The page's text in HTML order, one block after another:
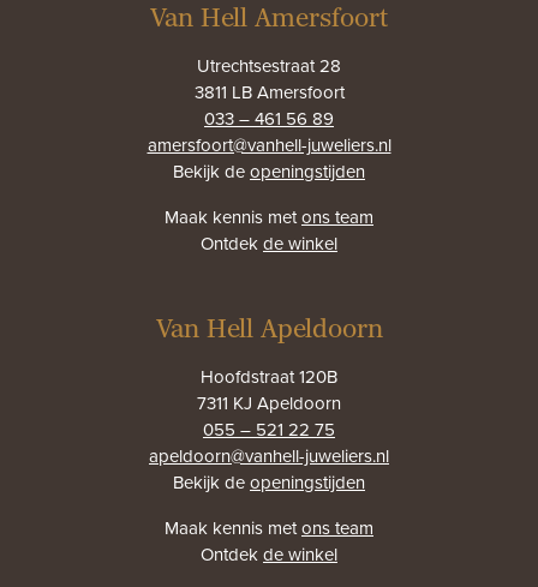
Van Hell Amersfoort
Utrechtsestraat 28
3811 LB Amersfoort
033 – 461 56 89
amersfoort@vanhell-juweliers.nl
Bekijk deopeningstijden
Maak kennis metons team
Ontdekde winkel
Van Hell Apeldoorn
Hoofdstraat 120B
7311 KJ Apeldoorn
055 – 521 22 75
apeldoorn@vanhell-juweliers.nl
Bekijk deopeningstijden
Maak kennis metons team
Ontdekde winkel